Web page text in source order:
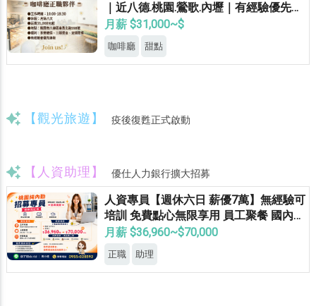
｜近八德.桃園.鶯歌.內壢｜有經驗優先錄
取
月薪 $31,000~$
咖啡廳 甜點
【觀光旅遊】 疫後復甦正式啟動
【人資助理】 優仕人力銀行擴大招募
人資專員【週休六日 薪優7萬】無經驗可
培訓 免費點心無限享用 員工聚餐 國內外
員旅 獎金無上限
月薪 $36,960~$70,000
正職 助理